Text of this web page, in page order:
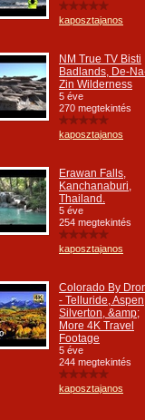
kaposztajanos
NM True TV Bisti
Badlands, De-
Zin Wilderness
5 éve
270 megtekintés
kaposztajanos
Erawan Falls,
Kanchanaburi,
Thailand.
5 éve
254 megtekintés
kaposztajanos
Colorado By
- Telluride,
Silverton, &amp;
More 4K Travel
Footage
5 éve
244 megtekintés
kaposztajanos